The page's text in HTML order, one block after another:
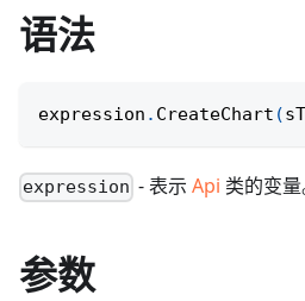
语法
expression . CreateChart (
expression - 表示Api 类的变量
参数